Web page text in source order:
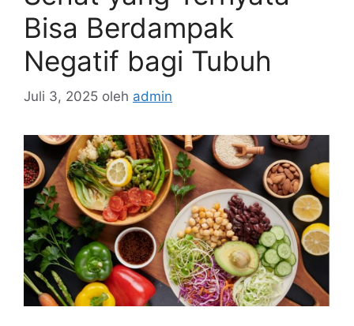
Bisa Berdampak
Negatif bagi Tubuh
Juli 3, 2025 oleh admin